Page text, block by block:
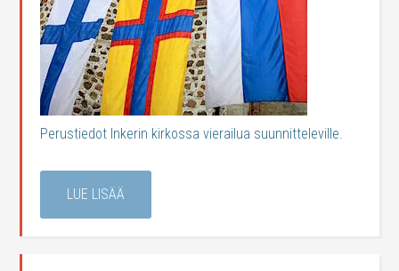
Perustiedot Inkerin kirkossa vierailua suunnitteleville.
LUE LISÄÄ